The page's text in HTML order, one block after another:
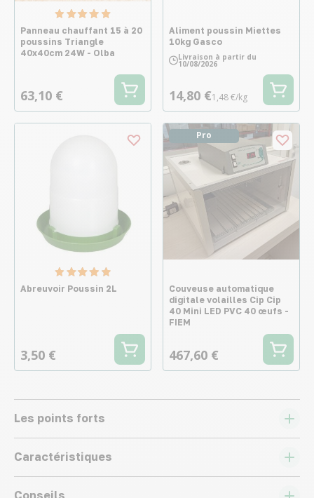
Panneau chauffant 15 à 20
poussins Triangle
40x40cm 24W - Olba
63,10 €
Aliment poussin Miettes
10kg Gasco
Livraison à partir du
10/08/2026
14,80 €1,48 €/kg
Abreuvoir Poussin 2L
3,50 €
Pro
Couveuse automatique
digitale volailles Cip Cip
40 Mini LED PVC 40 œufs -
FIEM
467,60 €
Les points forts
Caractéristiques
Conseils